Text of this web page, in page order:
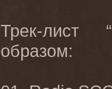
Трек-лист
образом: